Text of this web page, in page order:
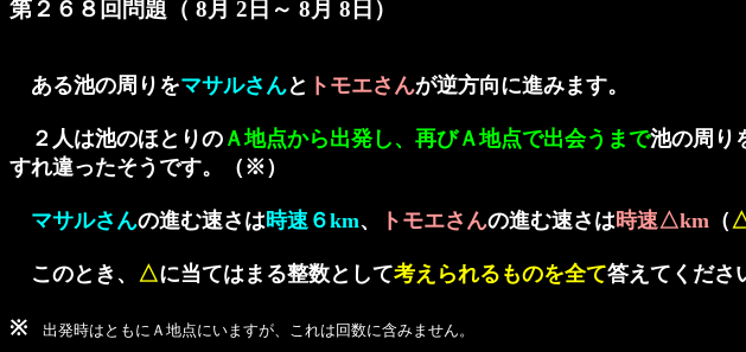
第２６８回問題（ 8月 2日～ 8月 8日）
ある池の周りをマサルさんと トモエさんが逆方向に進みます。
２人は池のほとりの Ａ地点から出発し、再びＡ地点で出会うまで池の周り
すれ違ったそうです。（※）
マサルさんの進む速さは時速６km、 トモエさんの進む速さは時速△km （
このとき、 △に当てはまる整数として考えられるものを全て答えてくださ
※ 出発時はともにＡ地点にいますが、これは回数に含みません。